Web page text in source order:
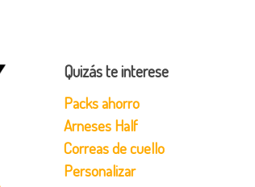
Quizás te interese
Packs ahorro
Arneses Half
Correas de cuello
Personalizar